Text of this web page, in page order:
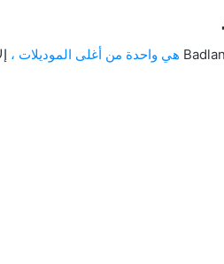
هي واحدة من أغلى الموديلات ،